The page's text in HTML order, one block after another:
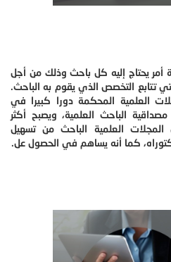
أمر يحتاج إليه كل باحث وذلك من أجل
تتابع التخصص الذي يقوم به الباحث.
العلمية المحكمة دورا كبيرا في
الباحث العلمية، ويصبح أكثر
العلمية الباحث من تسهيل
كما أنه يساهم في الحصول عل.